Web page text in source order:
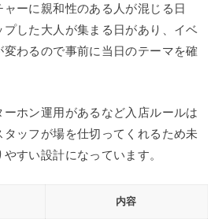
ャーに親和性のある人が混じる日
プした大人が集まる日があり、イベ
変わるので事前に当日のテーマを確
ーホン運用があるなど入店ルールは
タッフが場を仕切ってくれるため未
すい設計になっています。
内容